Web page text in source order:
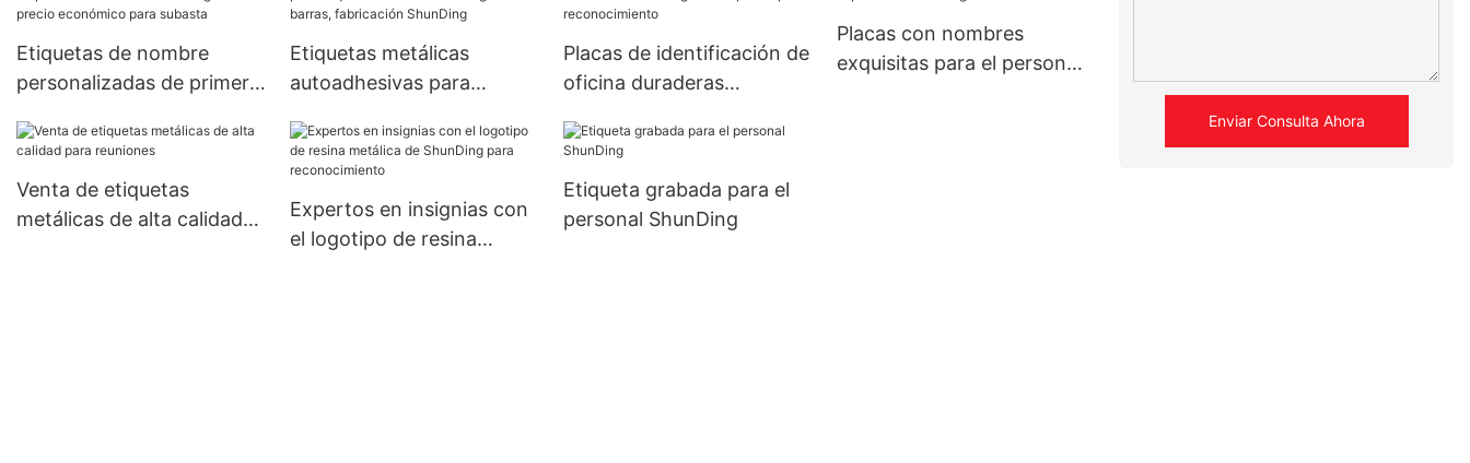
Etiquetas de nombre
personalizadas de primera
precio económico para
Etiquetas metálicas
autoadhesivas para
código de barras,
fabricación ShunDing
Placas de identificación de
oficina duraderas
para reconocimiento
Placas con nombres
exquisitas para el personal
Venta de etiquetas
metálicas de alta calidad
Expertos en insignias con
el logotipo de resina
Etiqueta grabada para el
personal ShunDing
Enviar Consulta Ahora